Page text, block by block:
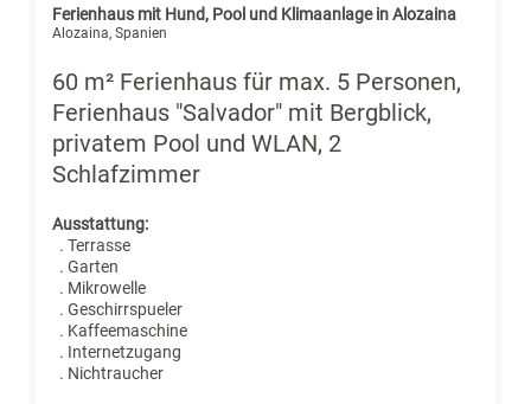
Ferienhaus mit Hund, Pool und Klimaanlage in Alozaina
Alozaina, Spanien
60 m² Ferienhaus für max. 5 Personen,
Ferienhaus "Salvador" mit Bergblick,
privatem Pool und WLAN, 2
Schlafzimmer
Ausstattung:
. Terrasse
. Garten
. Mikrowelle
. Geschirrspueler
. Kaffeemaschine
. Internetzugang
. Nichtraucher